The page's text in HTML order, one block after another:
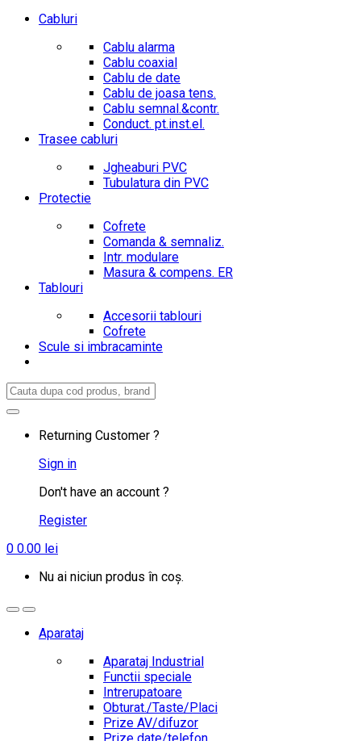
Cabluri
Cablu alarma
Cablu coaxial
Cablu de date
Cablu de joasa tens.
Cablu semnal.&contr.
Conduct. pt.inst.el.
Trasee cabluri
Jgheaburi PVC
Tubulatura din PVC
Protectie
Cofrete
Comanda & semnaliz.
Intr. modulare
Masura & compens. ER
Tablouri
Accesorii tablouri
Cofrete
Scule si imbracaminte
Search
Returning Customer ?
Sign in
Don't have an account ?
Register
0 0.00 lei
Nu ai niciun produs în coș.
Aparataj
Aparataj Industrial
Functii speciale
Intrerupatoare
Obturat./Taste/Placi
Prize AV/difuzor